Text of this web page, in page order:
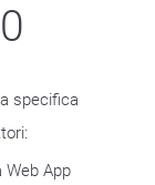
specifica
Web App